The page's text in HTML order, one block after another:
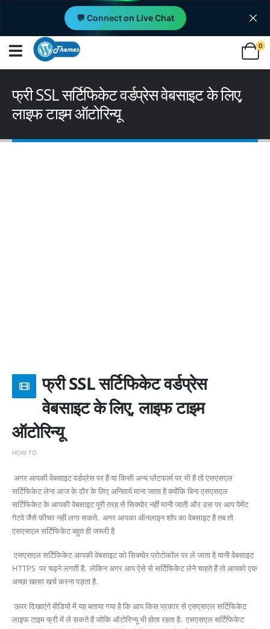
💬 Connect on Live Chat
0
फ्री SSL सर्टिफिकेट वर्डप्रेस वेबसाइट के लिए,
लाइफ टाइम ऑटोरिन्यू
फ्री SSL सर्टिफिकेट वर्डप्रेस
वेबसाइट के लिए, लाइफ टाइम
ऑटोरिन्यू
HOW TO
अगर आपकी वेबसाइट वर्डप्रेस पर है या किसी अन्य प्लेटफार्म पर भी है तो एसएसएल
सर्टिफिकेट लेना आज के दौर के लिए अनिवार्य माना जाता है क्योंकि बिना एसएसएल
सर्टिफिकेट के आपकी वेबसाइट पूरी तरह से सिक्योर नहीं मानी जाती और उस पर आप पेमेंट
गेटवे जैसे फीचर नहीं लगा सकते. अगर आपका ऑनलाइन शॉप का वेबसाइट है तब तो
एसएसएल सर्टिफिकेट बहुत ही जरूरी है
एसएसएल सर्टिफिकेट आपकी वेबसाइट को सिक्योर प्रोटोकॉल पर ले जाता है यानी वेबसाइट
HTTPS पर चढ़ने लगती है. लेकिन अगर आप ऐसे से सर्टिफिकेट लेने चाहते हैं तो आपको एक
अच्छा खासा खर्च करना पड़ता है.
ऊपर दिखाएंगे वीडियो में यह बताया गया है कि आप किस प्रकार से एसएसएल सर्टिफिकेट
लाइफ टाइम फ्री में ले सकते हैं जोकि ऑटोरिन्यू भी होता रहता है. एसएसएल सर्टिफिकेट